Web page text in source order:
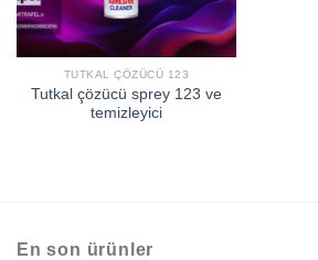
TUTKAL ÇÖZÜCÜ 123
Tutkal çözücü sprey 123 ve
temizleyici
En son ürünler